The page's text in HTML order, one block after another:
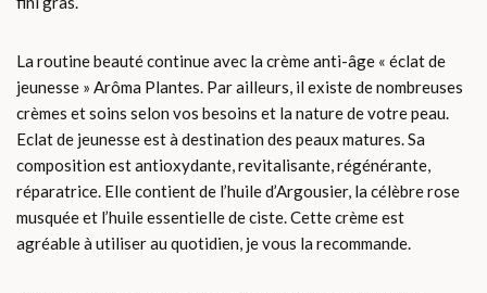
La routine beauté continue avec la crème anti-âge « éclat de
jeunesse » Arôma Plantes. Par ailleurs, il existe de nombreuses
crèmes et soins selon vos besoins et la nature de votre peau.
Eclat de jeunesse est à destination des peaux matures. Sa
composition est antioxydante, revitalisante, régénérante,
réparatrice. Elle contient de l’huile d’Argousier, la célèbre rose
musquée et l’huile essentielle de ciste. Cette crème est
agréable à utiliser au quotidien, je vous la recommande.